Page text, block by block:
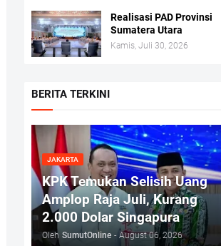
Realisasi PAD Provinsi
Sumatera Utara
Kamis, Juli 30, 2026
BERITA TERKINI
JAKARTA
KPK Temukan Selisih Uang
Amplop Raja Juli, Kurang
2.000 Dolar Singapura
Oleh SumutOnline - August 06, 2026